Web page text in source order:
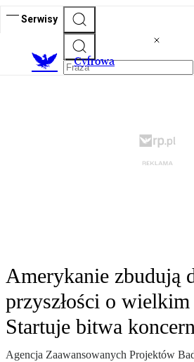
Serwisy
Cyfrowa
Amerykanie zbudują
przyszłości o wielkim
Startuje bitwa
Agencja Zaawansowanych Projektów